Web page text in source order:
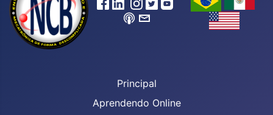
Principal
Aprendendo Online